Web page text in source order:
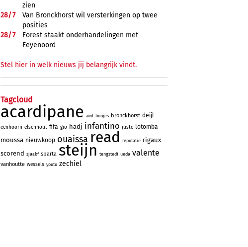
zien
28/7
Van Bronckhorst wil versterkingen op twee
posities
28/7
Forest staakt onderhandelingen met
Feyenoord
Stel hier in welk nieuws jij belangrijk vindt.
Tagcloud
acardipane aivd borges bronckhorst deijl
eenhoorn elsenhout fifa gio hadj infantino juste lotomba
moussa nieuwkoop ouaissa read reputatie rigaux
scorend sjaakf sparta steijn tengstedt ueda valente
vanhoutte wessels youtu zechiel